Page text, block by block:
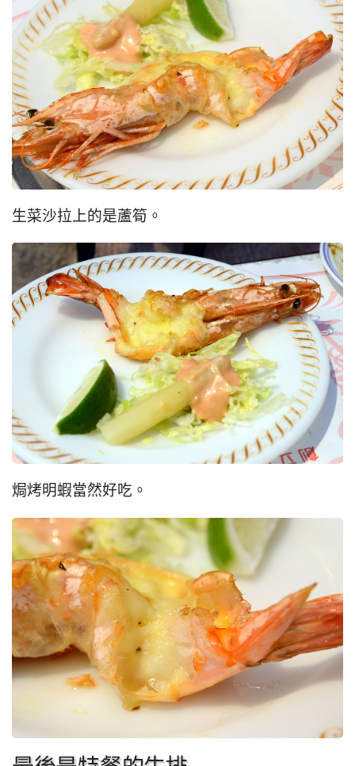
生菜沙拉上的是蘆筍。
焗烤明蝦當然好吃。